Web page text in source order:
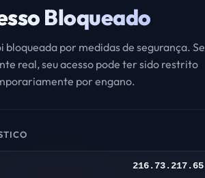
Bloqueado
bloqueada por medidas de segurança. Se
real, seu acesso pode ter sido restrito
por engano.
216.73.217.65